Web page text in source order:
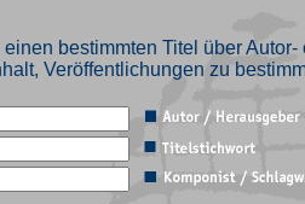
bestimmten Titel über
Veröffentlichungen zu